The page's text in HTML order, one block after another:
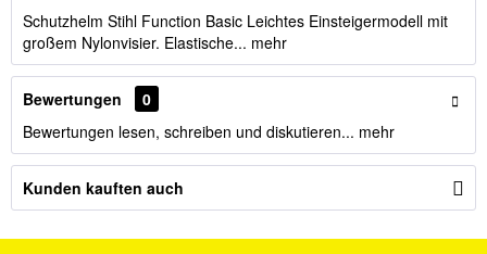
Schutzhelm Stihl Function Basic Leichtes Einsteigermodell mit
großem Nylonvisier. Elastische... mehr
Bewertungen
0
Bewertungen lesen, schreiben und diskutieren... mehr
Kunden kauften auch